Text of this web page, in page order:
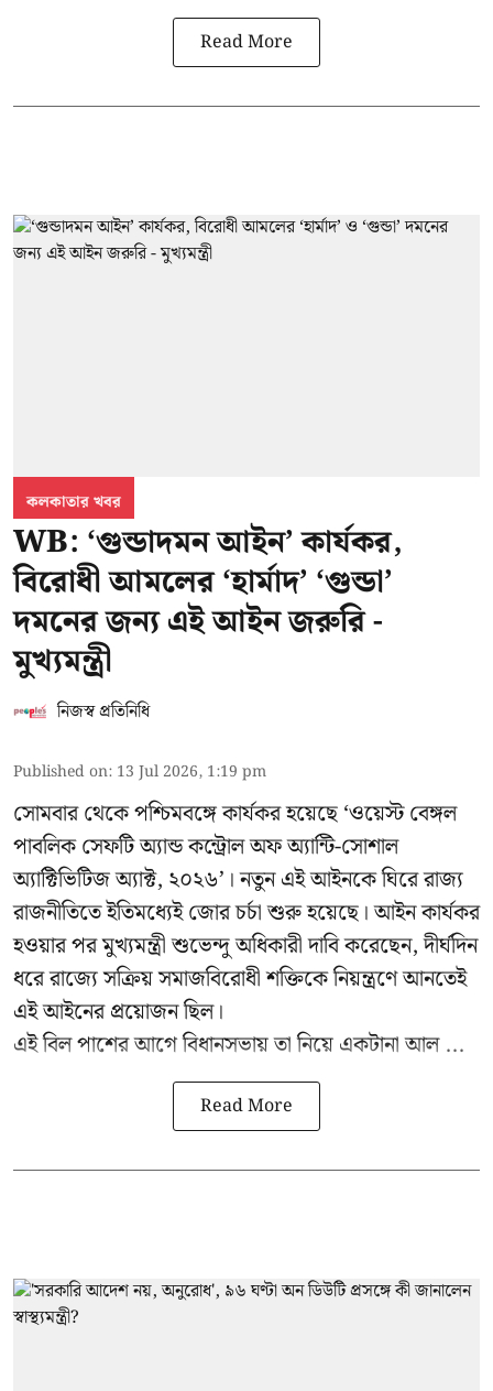
Read More
কলকাতার খবর
WB: ‘গুন্ডাদমন আইন’ কার্যকর,
বিরোধী আমলের ‘হার্মাদ’ ‘গুন্ডা’
দমনের জন্য এই আইন জরুরি -
মুখ্যমন্ত্রী
নিজস্ব প্রতিনিধি
Published on: 13 Jul 2026, 1:19 pm
সোমবার থেকে পশ্চিমবঙ্গে কার্যকর হয়েছে ‘ওয়েস্ট বেঙ্গল
পাবলিক সেফটি অ্যান্ড কন্ট্রোল অফ অ্যান্টি-সোশাল
অ্যাক্টিভিটিজ অ্যাক্ট, ২০২৬’। নতুন এই আইনকে ঘিরে রাজ্য
রাজনীতিতে ইতিমধ্যেই জোর চর্চা শুরু হয়েছে। আইন কার্যকর
হওয়ার পর মুখ্যমন্ত্রী শুভেন্দু অধিকারী দাবি করেছেন, দীর্ঘদিন
ধরে রাজ্যে সক্রিয় সমাজবিরোধী শক্তিকে নিয়ন্ত্রণে আনতেই
এই আইনের প্রয়োজন ছিল।
এই বিল পাশের আগে বিধানসভায় তা নিয়ে একটানা আল ...
Read More